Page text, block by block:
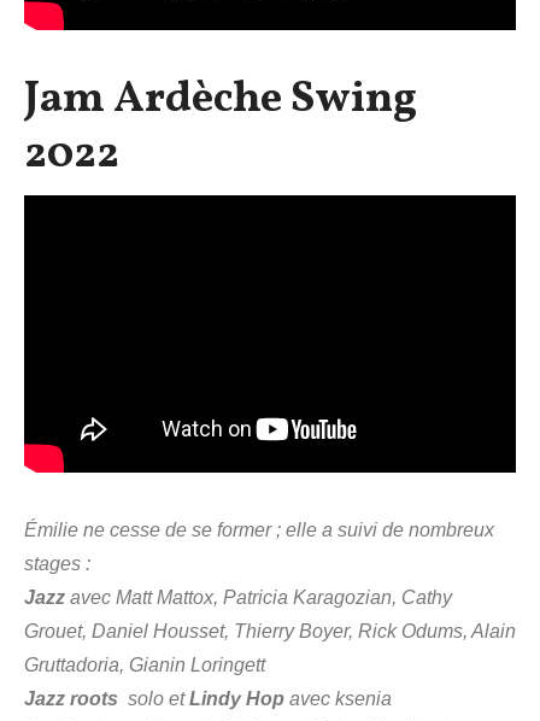
Jam Ardèche Swing
2022
Émilie ne cesse de se former ; elle a suivi de nombreux
stages :
Jazz avec Matt Mattox, Patricia Karagozian, Cathy
Grouet, Daniel Housset, Thierry Boyer, Rick Odums, Alain
Gruttadoria, Gianin Loringett
Jazz roots solo etLindy Hop avec ksenia